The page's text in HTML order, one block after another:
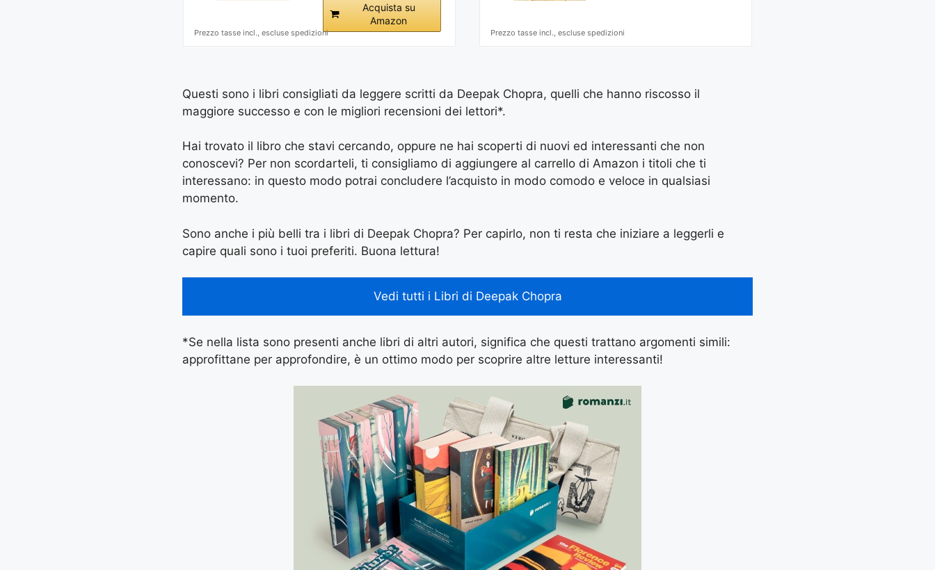
Acquista su
Amazon
Prezzo tasse incl., escluse spedizioni Prezzo tasse incl., escluse spedizioni
Questi sono i libri consigliati da leggere scritti da Deepak Chopra, quelli che hanno riscosso il
maggiore successo e con le migliori recensioni dei lettori*.
Hai trovato il libro che stavi cercando, oppure ne hai scoperti di nuovi ed interessanti che non
conoscevi? Per non scordarteli, ti consigliamo di aggiungere al carrello di Amazon i titoli che ti
interessano: in questo modo potrai concludere l’acquisto in modo comodo e veloce in qualsiasi
momento.
Sono anche i più belli tra i libri di Deepak Chopra? Per capirlo, non ti resta che iniziare a leggerli e
capire quali sono i tuoi preferiti. Buona lettura!
Vedi tutti i Libri di Deepak Chopra
*Se nella lista sono presenti anche libri di altri autori, significa che questi trattano argomenti simili:
approfittane per approfondire, è un ottimo modo per scoprire altre letture interessanti!